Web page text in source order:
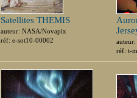
Satellites THEMIS
auteur: NASA/Novapix
réf: e-sot10-00002
réf: t-